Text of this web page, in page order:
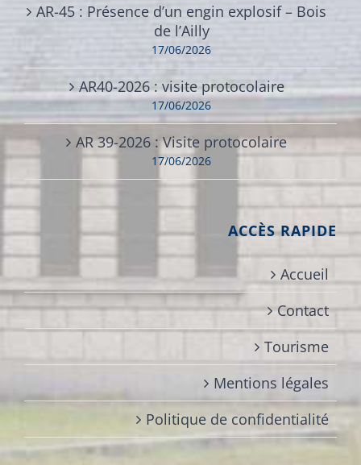
AR-45 : Présence d’un engin explosif – Bois
de l’Ailly
17/06/2026
AR40-2026 : visite protocolaire
17/06/2026
AR 39-2026 : Visite protocolaire
17/06/2026
ACCÈS RAPIDE
Accueil
Contact
Tourisme
Mentions légales
Politique de confidentialité